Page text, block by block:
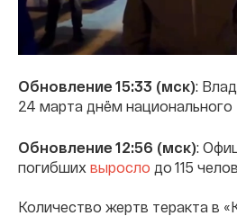
Обновление 15:33 (мск):
24 марта днём национального
Обновление 12:56 (мск):
погибших выросло до 115
Количество жертв теракта в